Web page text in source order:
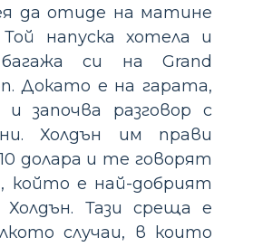
да отиде на матине
напуска хотела и
си на Grand
Докато е на гарата,
започва разговор с
Холдън им прави
долара и те говорят
който е най-добрият
Тази среща е
случаи, в които